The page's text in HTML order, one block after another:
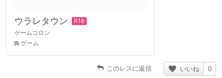
ウラレタウン
ゲームコロン
ゲーム
このレスに返信 いいね 0